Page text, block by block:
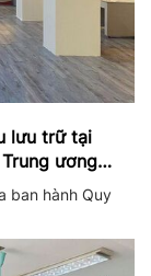
lưu trữ tại
ương
ban hành Quy